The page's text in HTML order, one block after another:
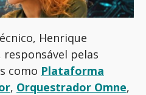
Henrique
pelas
como Plataforma
, Orquestrador Omne,